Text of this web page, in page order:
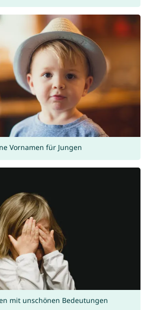
Vornamen für Jungen
mit unschönen Bedeutungen